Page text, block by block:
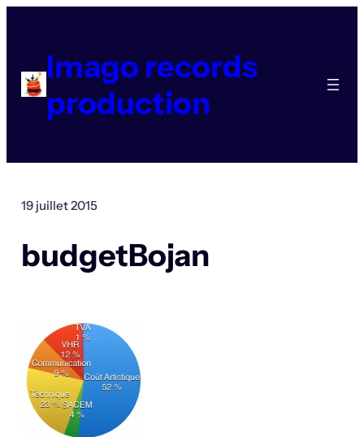
contenuImago records
production
19 juillet 2015
budgetBojan